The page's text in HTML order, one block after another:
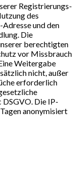
Registrierungs-
des
und den
Die
berechtigten
vor Missbrauch
Weitergabe
nicht, außer
erforderlich
Die IP-
anonymisiert